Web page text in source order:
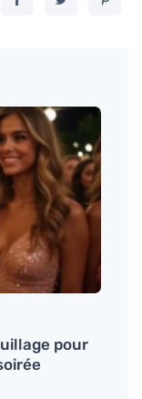
pour